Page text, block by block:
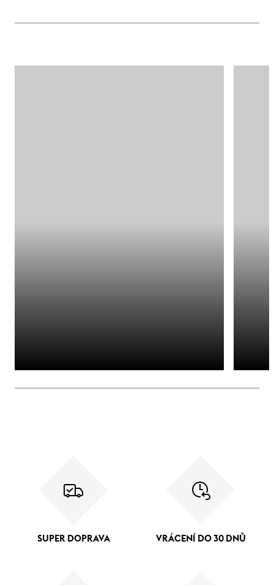
SUPER DOPRAVA VRÁCENÍ DO 30 DNŮ